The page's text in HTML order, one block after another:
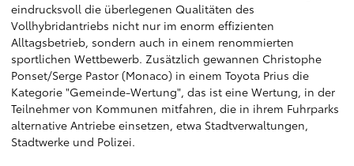
eindrucksvoll die überlegenen Qualitäten des
Vollhybridantriebs nicht nur im enorm effizienten
Alltagsbetrieb, sondern auch in einem renommierten
sportlichen Wettbewerb. Zusätzlich gewannen Christophe
Ponset/Serge Pastor (Monaco) in einem Toyota Prius die
Kategorie "Gemeinde-Wertung", das ist eine Wertung, in der
Teilnehmer von Kommunen mitfahren, die in ihrem Fuhrparks
alternative Antriebe einsetzen, etwa Stadtverwaltungen,
Stadtwerke und Polizei.